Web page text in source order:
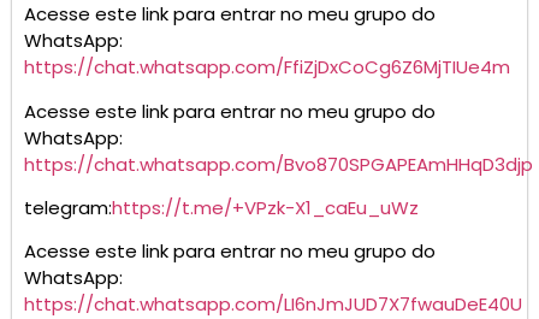
Acesse este link para entrar no meu grupo do
WhatsApp:
https://chat.whatsapp.com/FfiZjDxCoCg6Z6MjTIUe4m
Acesse este link para entrar no meu grupo do
WhatsApp:
https://chat.whatsapp.com/Bvo870SPGAPEAmHHqD3djp
telegram:https://t.me/+VPzk-X1_caEu_uWz
Acesse este link para entrar no meu grupo do
WhatsApp:
https://chat.whatsapp.com/LI6nJmJUD7X7fwauDeE40U